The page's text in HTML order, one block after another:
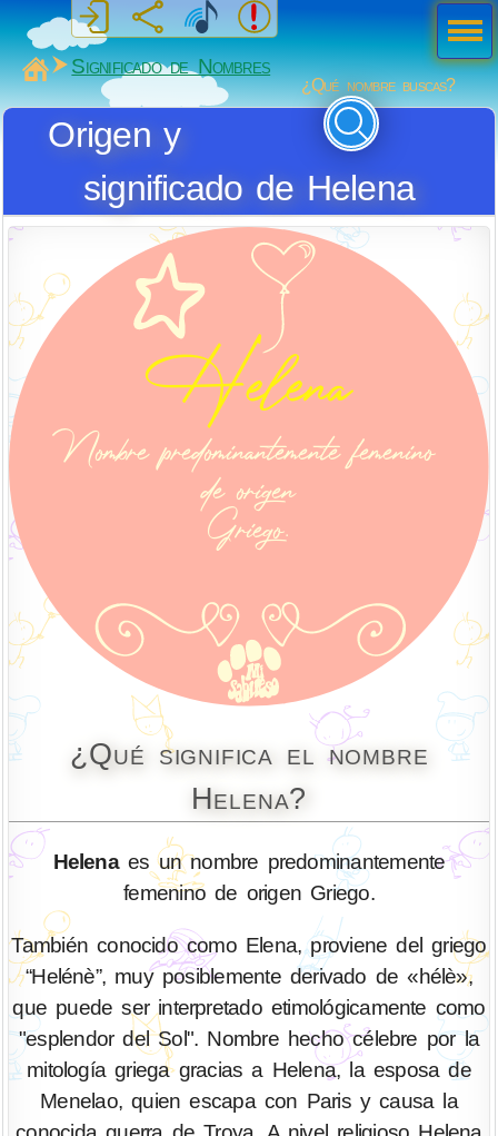
MiSabueso
Significado de Nombres
¿Qué nombre buscas?
Origen y
significado de Helena
¿Qué significa el nombre
Helena?
Helenaes un nombre predominantemente
femenino de origen Griego.
También conocido como Elena, proviene del griego
“Helénè”, muy posiblemente derivado de «hélè»,
que puede ser interpretado etimológicamente como
"esplendor del Sol". Nombre hecho célebre por la
mitología griega gracias a Helena, la esposa de
Menelao, quien escapa con Paris y causa la
Men
ú